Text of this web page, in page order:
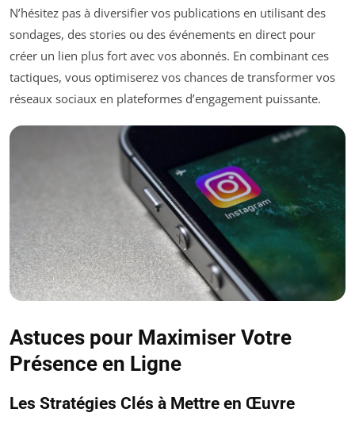
N’hésitez pas à diversifier vos publications en utilisant des
sondages, des stories ou des événements en direct pour
créer un lien plus fort avec vos abonnés. En combinant ces
tactiques, vous optimiserez vos chances de transformer vos
réseaux sociaux en plateformes d’engagement puissante.
Astuces pour Maximiser Votre
Présence en Ligne
Les Stratégies Clés à Mettre en Œuvre